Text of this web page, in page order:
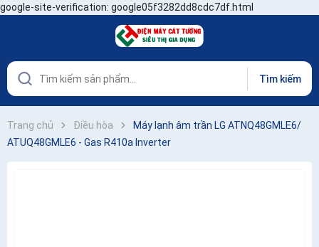
google-site-verification: google05f3282dd8cdc7df.html
Tìm kiếm
Trang chủ Điều hòa
Máy lạnh âm trần LG ATNQ48GMLE6/
ATUQ48GMLE6 - Gas R410a Inverter